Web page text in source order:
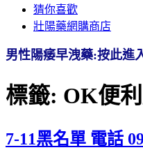
猜你喜歡
壯陽藥網購商店
男性陽痿早洩藥:按此進
標籤: OK便
7-11黑名單 電話